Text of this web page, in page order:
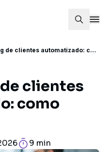
Onboarding de clientes automatizado: como escalar
clientes
como
9 min